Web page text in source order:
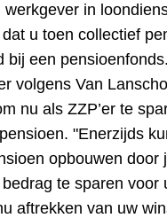
in
u toen collectief
bij een
volgens Van
nu als ZZP’er te
"Enerzijds
opbouwen door
te sparen voor
aftrekken van uw